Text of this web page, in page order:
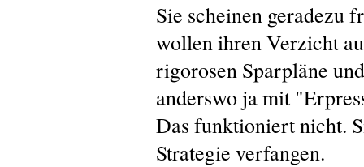
Sie scheinen geradezu
wollen ihren Verzicht
rigorosen Sparpläne
anderswo ja mit
Das funktioniert nicht.
Strategie verfangen.